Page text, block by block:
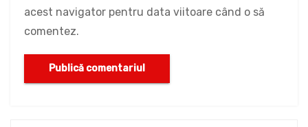
acest navigator pentru data viitoare când o să
comentez.